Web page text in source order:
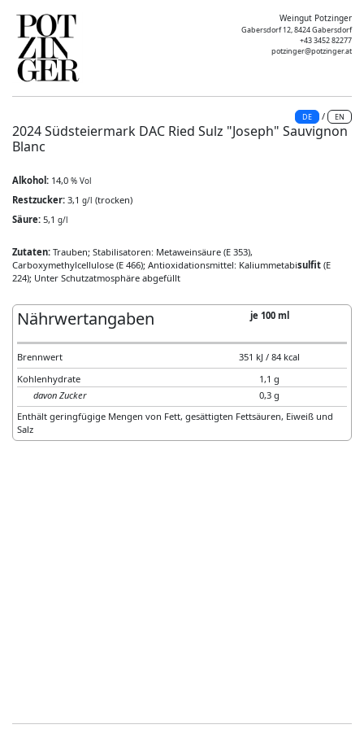
Weingut Potzinger
Gabersdorf 12, 8424 Gabersdorf
+43 3452 82277
potzinger@potzinger.at
DE / EN
2024 Südsteiermark DAC Ried Sulz "Joseph" Sauvignon
Blanc
Alkohol: 14,0 % Vol
Restzucker: 3,1 g/l (trocken)
Säure: 5,1 g/l
Zutaten: Trauben; Stabilisatoren: Metaweinsäure (E 353),
Carboxymethylcellulose (E 466); Antioxidationsmittel: Kaliummetabisulfit (E
224); Unter Schutzatmosphäre abgefüllt
Nährwertangaben je 100 ml
Brennwert
351 kJ / 84 kcal
Kohlenhydrate
1,1 g
davon Zucker
0,3 g
Enthält geringfügige Mengen von Fett, gesättigten Fettsäuren, Eiweiß und
Salz